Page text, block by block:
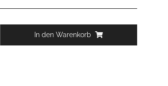
In den Warenkorb